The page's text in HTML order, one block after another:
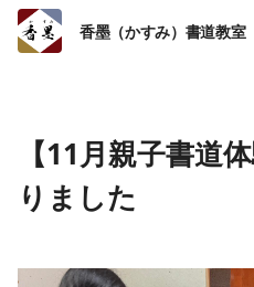
香墨（かすみ）書道教室
【11月親子書道
りました